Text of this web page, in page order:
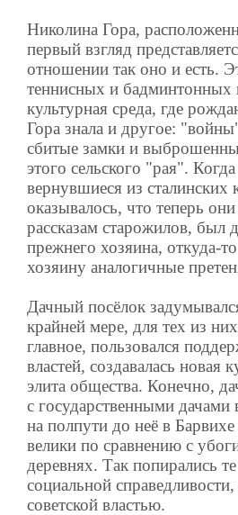
Николина Гора,
первый взгляд
отношении так оно и есть.
теннисных и бадминтонных
культурная среда, где
Гора знала и другое:
сбитые замки и
этого сельского "рая".
вернувшиеся из сталинских
оказывалось, что теперь
рассказам старожилов, был
прежнего хозяина, откуда-
хозяину аналогичные
Дачный посёлок
крайней мере, для тех из
главное, пользовался
властей, создавалась новая
элита общества. Конечно,
с государственными
на полпути до неё в
велики по сравнению с
деревнях. Так попирались
социальной
советской властью.